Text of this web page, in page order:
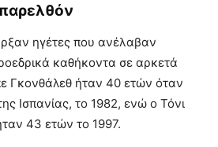
ηγέτες που ανέλαβαν
καθήκοντα σε αρκετά
Γκονθάλεθ ήταν 40 ετών όταν
Ισπανίας, το 1982, ενώ ο Τόνι
43 ετών το 1997.